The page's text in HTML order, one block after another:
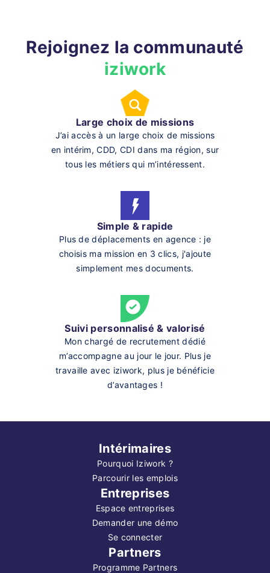
Rejoignez la communauté
iziwork
Large choix de missions
J’ai accès à un large choix de missions
en intérim, CDD, CDI dans ma région, sur
tous les métiers qui m’intéressent.
Simple & rapide
Plus de déplacements en agence : je
choisis ma mission en 3 clics, j'ajoute
simplement mes documents.
Suivi personnalisé & valorisé
Mon chargé de recrutement dédié
m’accompagne au jour le jour. Plus je
travaille avec iziwork, plus je bénéficie
d’avantages !
Intérimaires
Pourquoi Iziwork ?
Parcourir les emplois
Entreprises
Espace entreprises
Demander une démo
Se connecter
Partners
Programme Partners